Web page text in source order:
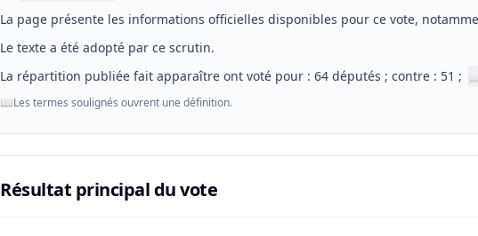
La page présente les informations officielles disponibles pour ce vote,
Le texte a été adopté par ce scrutin.
La répartition publiée fait apparaître ont voté pour : 64 députés ; contre : 51 ;
📖Les termes soulignés ouvrent une définition.
Résultat principal du vote